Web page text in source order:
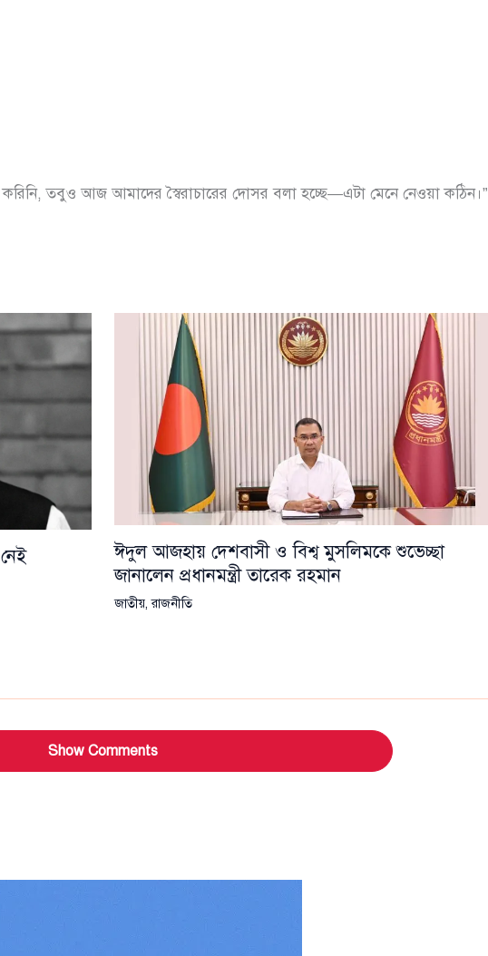
তবুও আজ আমাদের স্বৈরাচারের দোসর বলা হচ্ছে—এটা মেনে নেওয়া কঠিন।”
ঈদুল আজহায় দেশবাসী ও বিশ্ব মুসলিমকে শুভেচ্ছা
জানালেন প্রধানমন্ত্রী তারেক রহমান
জাতীয়,রাজনীতি
Show Comments